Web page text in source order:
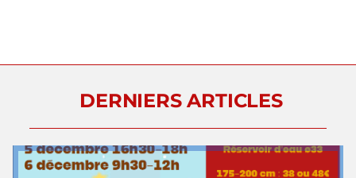
DERNIERS ARTICLES